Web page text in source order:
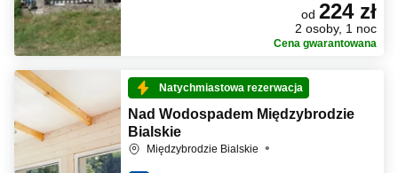
od 224 zł
2 osoby, 1 noc
Cena gwarantowana
Natychmiastowa rezerwacja
Nad Wodospadem Międzybrodzie
Bialskie
Międzybrodzie Bialskie